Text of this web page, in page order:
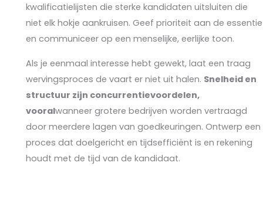
kwalificatielijsten die sterke kandidaten uitsluiten die
niet elk hokje aankruisen. Geef prioriteit aan de essentie
en communiceer op een menselijke, eerlijke toon.
Als je eenmaal interesse hebt gewekt, laat een traag
wervingsproces de vaart er niet uit halen. Snelheid en
structuur zijn concurrentievoordelen,
vooralwanneer grotere bedrijven worden vertraagd
door meerdere lagen van goedkeuringen. Ontwerp een
proces dat doelgericht en tijdsefficiënt is en rekening
houdt met de tijd van de kandidaat.